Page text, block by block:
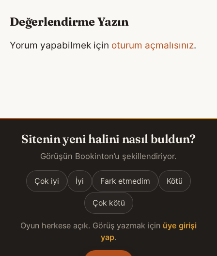
Değerlendirme Yazın
Yorum yapabilmek için oturum açmalısınız.
Sitenin yeni halini nasıl buldun?
Görüşün Bookinton’u şekillendiriyor.
Çok iyi İyi Fark etmedim Kötü
Çok kötü
Oyun herkese açık. Görüş yazmak için üye girişi
yap.